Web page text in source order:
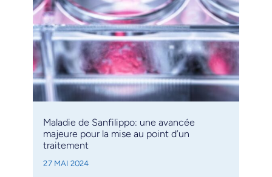
Maladie de Sanfilippo: une avancée
majeure pour la mise au point d’un
traitement
27 MAI 2024